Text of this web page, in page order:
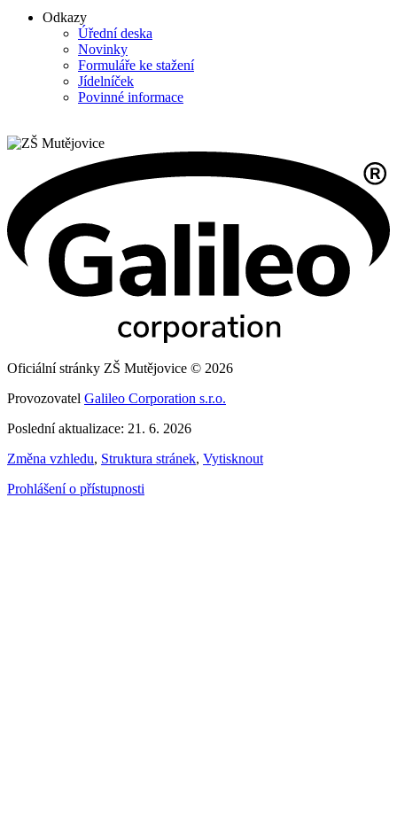
Odkazy
Úřední deska
Novinky
Formuláře ke stažení
Jídelníček
Povinné informace
Oficiální stránky ZŠ Mutějovice © 2026
Provozovatel Galileo Corporation s.r.o.
Poslední aktualizace: 21. 6. 2026
Změna vzhledu, Struktura stránek, Vytisknout
Prohlášení o přístupnosti